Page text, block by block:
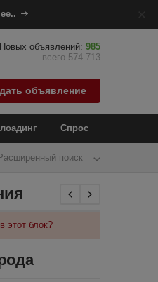
Новых объявлений: 985
всего 574 713
объявление
Спрос
поиск
этот блок?